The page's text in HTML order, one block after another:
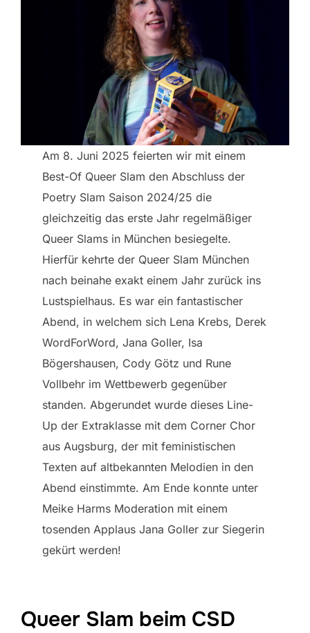
Am 8. Juni 2025 feierten wir mit einem
Best-Of Queer Slam den Abschluss der
Poetry Slam Saison 2024/25 die
gleichzeitig das erste Jahr regelmäßiger
Queer Slams in München besiegelte.
Hierfür kehrte der Queer Slam München
nach beinahe exakt einem Jahr zurück ins
Lustspielhaus. Es war ein fantastischer
Abend, in welchem sich Lena Krebs, Derek
WordForWord, Jana Goller, Isa
Bögershausen, Cody Götz und Rune
Vollbehr im Wettbewerb gegenüber
standen. Abgerundet wurde dieses Line-
Up der Extraklasse mit dem Corner Chor
aus Augsburg, der mit feministischen
Texten auf altbekannten Melodien in den
Abend einstimmte. Am Ende konnte unter
Meike Harms Moderation mit einem
tosenden Applaus Jana Goller zur Siegerin
gekürt werden!
Queer Slam beim CSD